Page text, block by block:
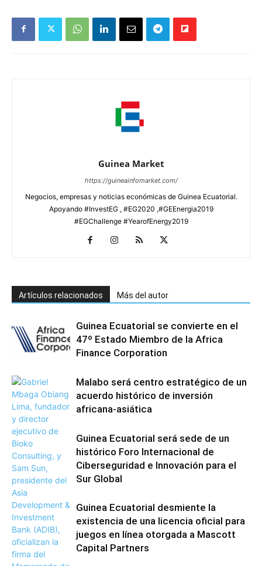
Guinea Market
https://guineainfomarket.com/
Negocios, empresas y noticias económicas de Guinea Ecuatorial.
Apoyando #InvestEG , #EG2020 ,#GEEnergia2019
#EGChallenge #YearofEnergy2019
Artículos relacionados Más del autor
Guinea Ecuatorial se convierte en el
47º Estado Miembro de la Africa
Finance Corporation
Malabo será centro estratégico de un
acuerdo histórico de inversión
africana-asiática
Guinea Ecuatorial será sede de un
histórico Foro Internacional de
Ciberseguridad e Innovación para el
Sur Global
Guinea Ecuatorial desmiente la
existencia de una licencia oficial para
juegos en línea otorgada a Mascott
Capital Partners